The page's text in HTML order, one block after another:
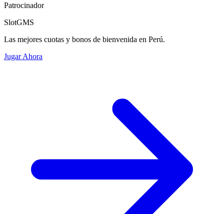
Patrocinador
SlotGMS
Las mejores cuotas y bonos de bienvenida en Perú.
Jugar Ahora